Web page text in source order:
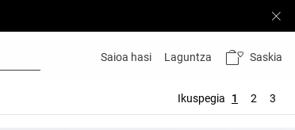
Saioa hasi Laguntza Saskia
Ikuspegia 1 2 3